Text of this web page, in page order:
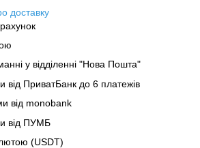
доставку
у відділенні "Нова Пошта"
від ПриватБанк до 6 платежів
від monobank
від ПУМБ
(USDT)